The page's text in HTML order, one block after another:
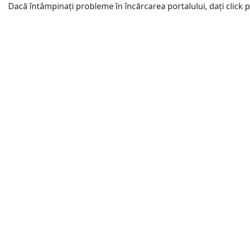
Dacă întâmpinați probleme în încărcarea portalului, dați click